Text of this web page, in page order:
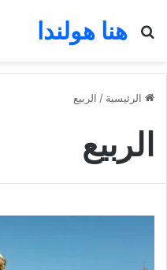
هنا هولندا
بحث عن
الرئيسية / الربيع
الربيع